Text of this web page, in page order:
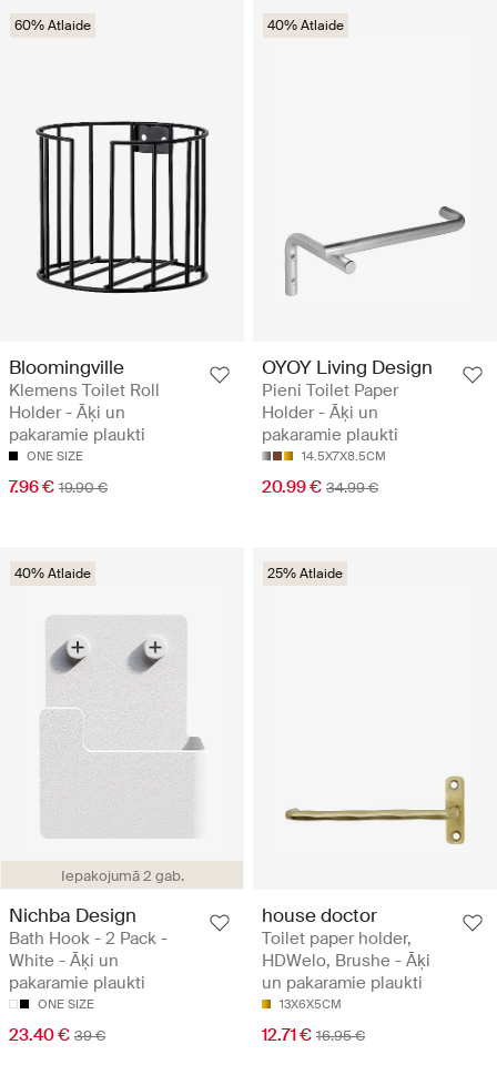
60% Atlaide
Bloomingville
Klemens Toilet Roll
Holder - Āķi un
pakaramie plaukti
ONE SIZE
7.96 € 19.90 €
40% Atlaide
OYOY Living Design
Pieni Toilet Paper
Holder - Āķi un
pakaramie plaukti
14.5X7X8.5CM
20.99 € 34.99 €
Iepakojumā 2 gab.
40% Atlaide
Nichba Design
Bath Hook - 2 Pack -
White - Āķi un
pakaramie plaukti
ONE SIZE
23.40 € 39 €
25% Atlaide
house doctor
Toilet paper holder,
HDWelo, Brushe - Āķi
un pakaramie plaukti
13X6X5CM
12.71 € 16.95 €